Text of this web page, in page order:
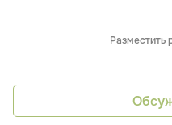
Разместить